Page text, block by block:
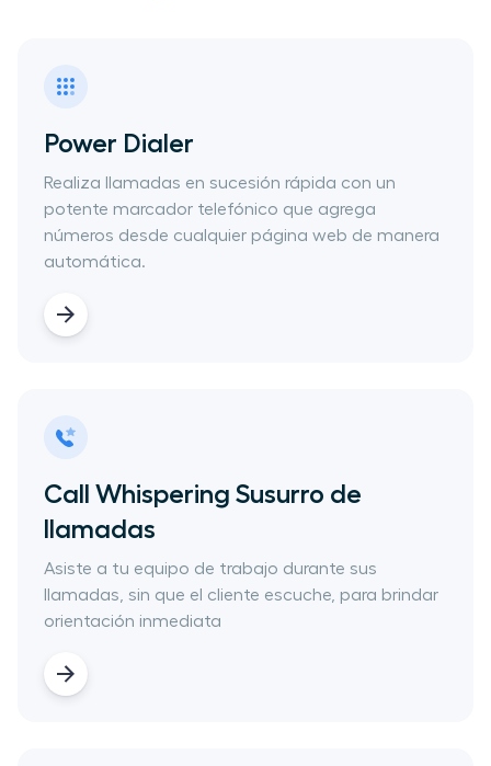
Power Dialer
Realiza llamadas en sucesión rápida con un
potente marcador​ telefónico que agrega
números desde cualquier página web de manera
automática.
Call Whispering​ Susurro de
llamadas
​Asiste a tu equipo de trabajo durante sus
llamadas, sin que el cliente escuche, para brindar
orientación inmediata